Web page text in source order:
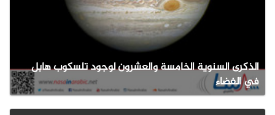
الذكرى السنوية الخامسة والعشرون لوجود تلسكوب هابل
في الفضاء